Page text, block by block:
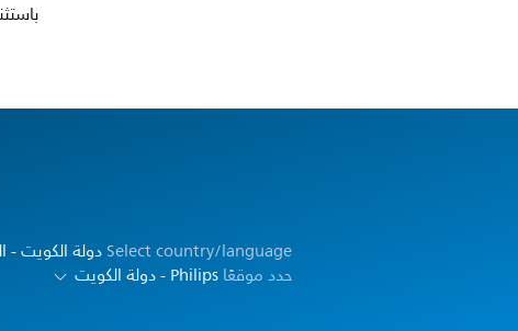
Select country/language دولة الكويت -
حدد موقعًاPhilips - دولة الكويت